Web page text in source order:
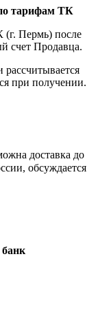
тарифам ТК
(г. Пермь) после
счет Продавца.
рассчитывается
при получении.
доставка до
обсуждается
банк